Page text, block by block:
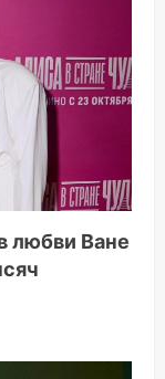
любви Ване